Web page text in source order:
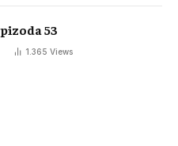
53
1.365 Views